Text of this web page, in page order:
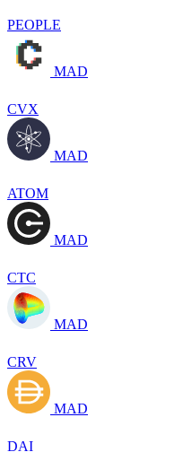
PEOPLE
MAD
CVX
MAD
ATOM
MAD
CTC
MAD
CRV
MAD
DAI